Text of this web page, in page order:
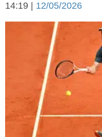
Economía y campo
Sociedad y tiempo
14:19 | 12/05/2026